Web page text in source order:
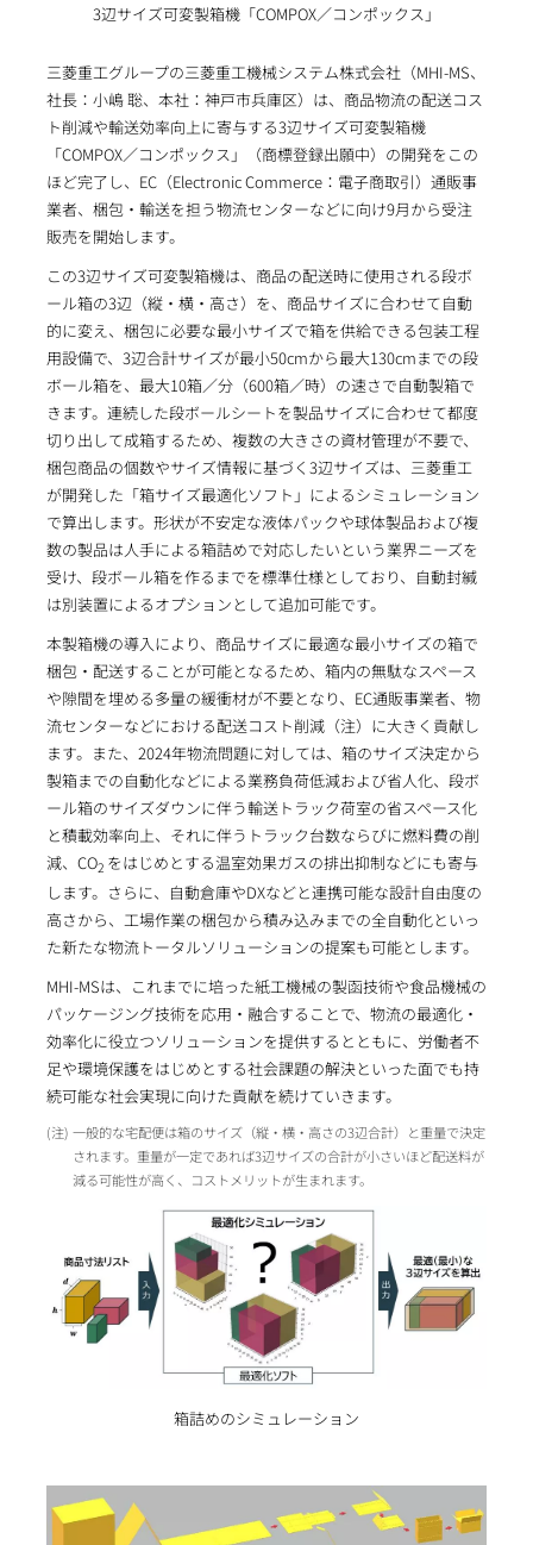
3辺サイズ可変製箱機「COMPOX／コンポックス」
三菱重工グループの三菱重工機械システム株式会社（MHI-MS、
社長：小嶋 聡、本社：神戸市兵庫区）は、商品物流の配送コス
ト削減や輸送効率向上に寄与する3辺サイズ可変製箱機
「COMPOX／コンポックス」（商標登録出願中）の開発をこの
ほど完了し、EC（Electronic Commerce：電子商取引）通販事
業者、梱包・輸送を担う物流センターなどに向け9月から受注
販売を開始します。
この3辺サイズ可変製箱機は、商品の配送時に使用される段ボ
ール箱の3辺（縦・横・高さ）を、商品サイズに合わせて自動
的に変え、梱包に必要な最小サイズで箱を供給できる包装工程
用設備で、3辺合計サイズが最小50cmから最大130cmまでの段
ボール箱を、最大10箱／分（600箱／時）の速さで自動製箱で
きます。連続した段ボールシートを製品サイズに合わせて都度
切り出して成箱するため、複数の大きさの資材管理が不要で、
梱包商品の個数やサイズ情報に基づく3辺サイズは、三菱重工
が開発した「箱サイズ最適化ソフト」によるシミュレーション
で算出します。形状が不安定な液体パックや球体製品および複
数の製品は人手による箱詰めで対応したいという業界ニーズを
受け、段ボール箱を作るまでを標準仕様としており、自動封緘
は別装置によるオプションとして追加可能です。
本製箱機の導入により、商品サイズに最適な最小サイズの箱で
梱包・配送することが可能となるため、箱内の無駄なスペース
や隙間を埋める多量の緩衝材が不要となり、EC通販事業者、物
流センターなどにおける配送コスト削減（注）に大きく貢献し
ます。また、2024年物流問題に対しては、箱のサイズ決定から
製箱までの自動化などによる業務負荷低減および省人化、段ボ
ール箱のサイズダウンに伴う輸送トラック荷室の省スペース化
と積載効率向上、それに伴うトラック台数ならびに燃料費の削
減、CO2 をはじめとする温室効果ガスの排出抑制などにも寄与
します。さらに、自動倉庫やDXなどと連携可能な設計自由度の
高さから、工場作業の梱包から積み込みまでの全自動化といっ
た新たな物流トータルソリューションの提案も可能とします。
MHI-MSは、これまでに培った紙工機械の製函技術や食品機械の
パッケージング技術を応用・融合することで、物流の最適化・
効率化に役立つソリューションを提供するとともに、労働者不
足や環境保護をはじめとする社会課題の解決といった面でも持
続可能な社会実現に向けた貢献を続けていきます。
一般的な宅配便は箱のサイズ（縦・横・高さの3辺合計）と重量で決定
されます。重量が一定であれば3辺サイズの合計が小さいほど配送料が
減る可能性が高く、コストメリットが生まれます。
箱詰めのシミュレーション